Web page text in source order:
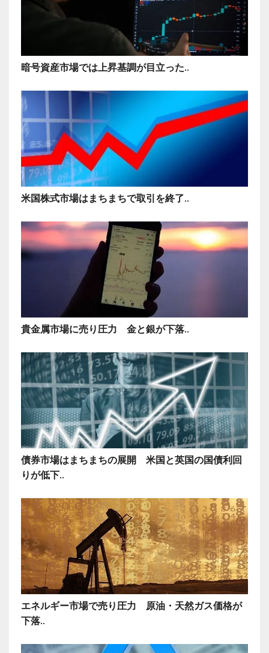
暗号資産市場では上昇基調が目立った..
米国株式市場はまちまちで取引を終了..
貴金属市場に売り圧力 金と銀が下落..
債券市場はまちまちの展開 米国と英国の国債利回
りが低下..
エネルギー市場で売り圧力 原油・天然ガス価格が
下落..